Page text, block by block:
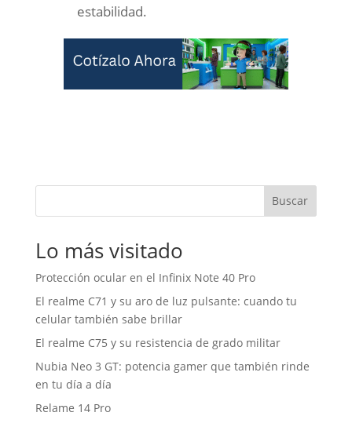
estabilidad.
Buscar
Lo más visitado
Protección ocular en el Infinix Note 40 Pro
El realme C71 y su aro de luz pulsante: cuando tu
celular también sabe brillar
El realme C75 y su resistencia de grado militar
Nubia Neo 3 GT: potencia gamer que también rinde
en tu día a día
Relame 14 Pro